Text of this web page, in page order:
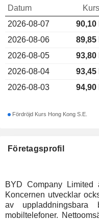
Företagsprofil
BYD Company Limited
Koncernen utvecklar
av uppladdningsbara
mobiltelefoner.
Datum Kurs
2026-08-07
90,10
2026-08-06
89,85
2026-08-05
93,80
2026-08-04
93,45
2026-08-03
94,90
Fördröjd Kurs Hong Kong S.E.